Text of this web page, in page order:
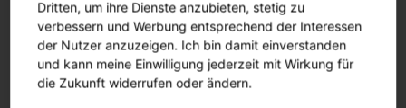
Streetlight SL 21 iQ
Für die größtmögliche Zukunftssicherheit Ihrer
Beleuchtung.
Dritten, um ihre Dienste anzubieten, stetig zu
verbessern und Werbung entsprechend der Interessen
der Nutzer anzuzeigen. Ich bin damit einverstanden
und kann meine Einwilligung jederzeit mit Wirkung für
die Zukunft widerrufen oder ändern.